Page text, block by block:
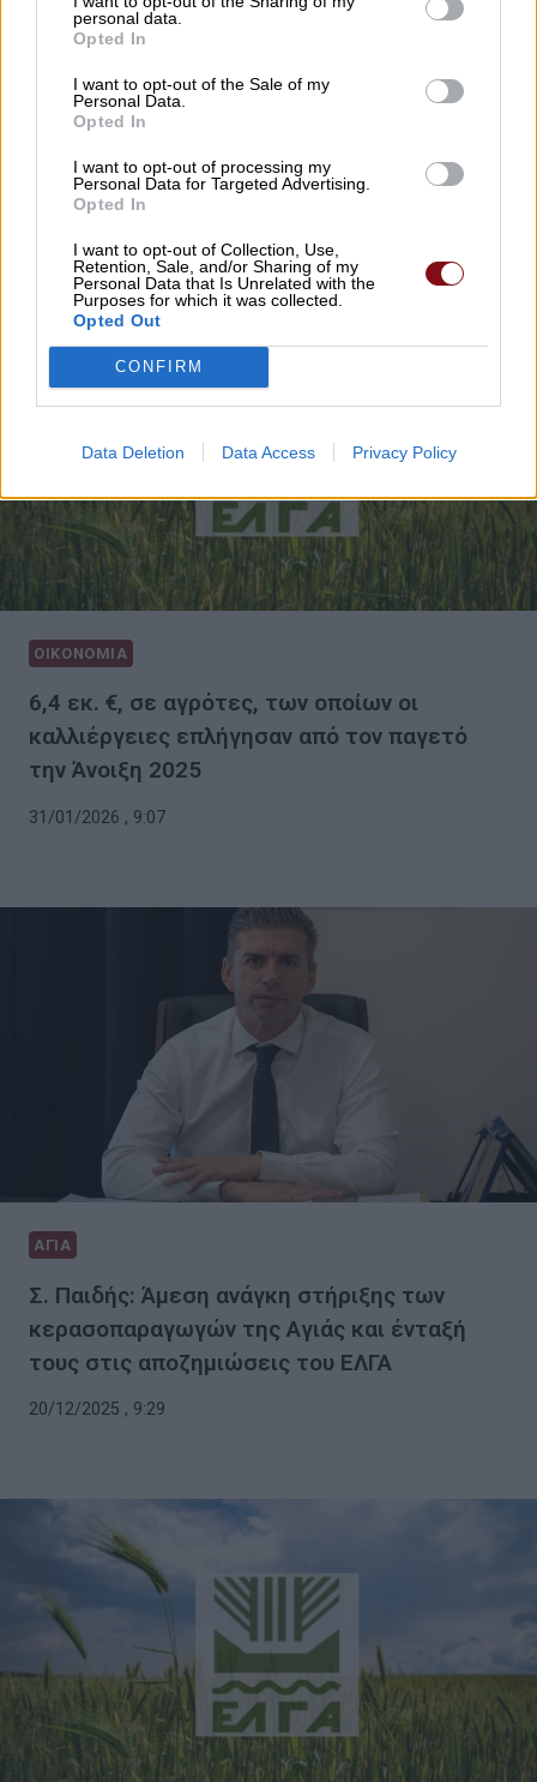
personal data.
Opted In
I want to opt-out of the Sale of my
Personal Data.
Opted In
I want to opt-out of processing my
Personal Data for Targeted Advertising.
Opted In
I want to opt-out of Collection, Use,
Retention, Sale, and/or Sharing of my
Personal Data that Is Unrelated with the
Purposes for which it was collected.
Opted Out
CONFIRM
Data Deletion Data Access Privacy Policy
Β. Κόκκαλης: Αγνοούνται οι αποζημιώσεις
για τα κεράσια Αγιάς – Αναξιοποίητα τα
πορίσματα του ΕΛΓΑ
18/02/2026 , 13:05
ΟΙΚΟΝΟΜΙΑ
6,4 εκ. €, σε αγρότες, των οποίων οι
καλλιέργειες επλήγησαν από τον παγετό
την Άνοιξη 2025
31/01/2026 , 9:07
ΑΓΙΑ
Σ. Παιδής: Άμεση ανάγκη στήριξης των
κερασοπαραγωγών της Αγιάς και ένταξή
τους στις αποζημιώσεις του ΕΛΓΑ
20/12/2025 , 9:29